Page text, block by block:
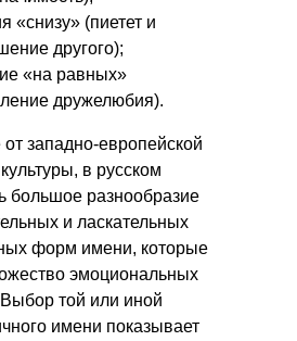
«снизу» (пиетет и
другого);
«на равных»
дружелюбия).
от западно-европейской
в русском
большое разнообразие
и ласкательных
форм имени, которые
эмоциональных
Выбор той или иной
имени показывает